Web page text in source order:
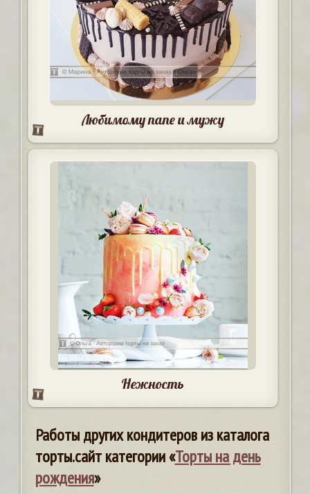
Любимому папе и мужу
Нежность
Работы других кондитеров из каталога
торты.сайт категории «Торты на день
рождения»